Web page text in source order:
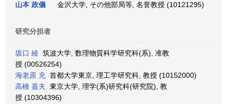
山本 政儀 金沢大学, その他部局等, 名誉教授 (10121295)
研究分担者
坂口 綾 筑波大学, 数理物質科学研究科(系), 准教
授 (00526254)
海老原 充 首都大学東京, 理工学研究科, 教授 (10152000)
高橋 嘉夫 東京大学, 理学(系)研究科(研究院), 教
授 (10304396)